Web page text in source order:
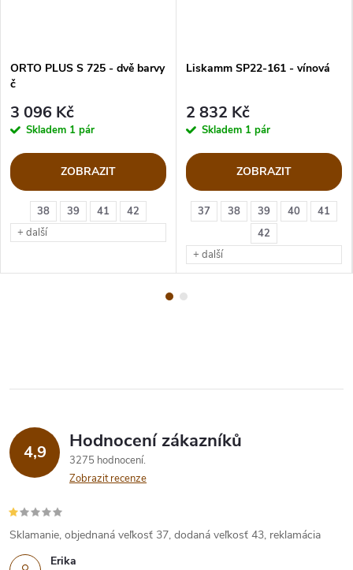
38 39 41
42
+ další
ORTO PLUS S 725 - dvě barvy
č
3 096 Kč
Skladem 1 pár
ZOBRAZIT
37 38 39 40
41
42
+ další
Liskamm SP22-161 - vínová
2 832 Kč
Skladem 1 pár
ZOBRAZIT
4,9 Hodnocení zákazníků
3275 hodnocení
Zobrazit recenze
Erika
Sklamanie, objednaná veľkosť 37, dodaná veľkosť 43, reklamácia